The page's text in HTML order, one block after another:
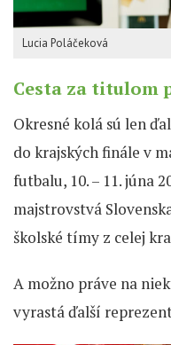
Lucia Poláčeková
Cesta za titulom
Okresné kolá sú len
do krajských finále v
futbalu, 10. – 11. júna
majstrovstvá
školské tímy z celej
A možno práve na
vyrastá ďalší